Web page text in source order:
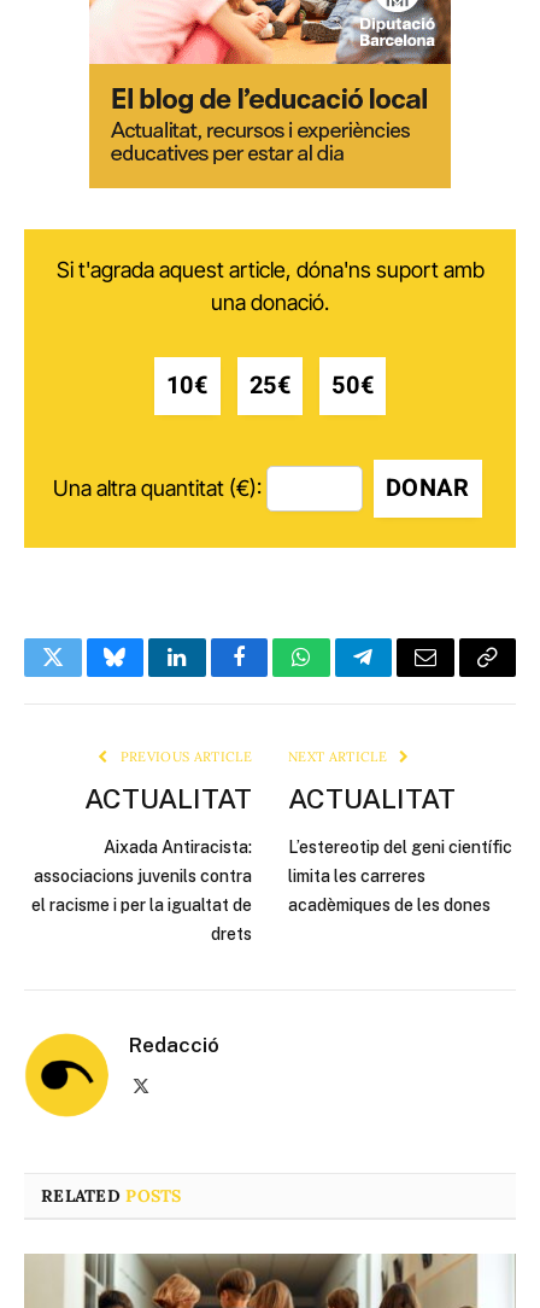
Si t'agrada aquest article, dóna'ns suport amb
una donació.
10€ 25€ 50€
Una altra quantitat (€): DONAR
TwitterBlueskyLinkedInFacebookWhatsAppTelegramEmail Copy
PREVIOUS ARTICLE
ACTUALITAT
Aixada Antiracista:
associacions juvenils contra
el racisme i per la igualtat de
drets
NEXT ARTICLE
ACTUALITAT
L’estereotip del geni científic
limita les carreres
acadèmiques de les dones
Redacció
RELATEDPOSTS